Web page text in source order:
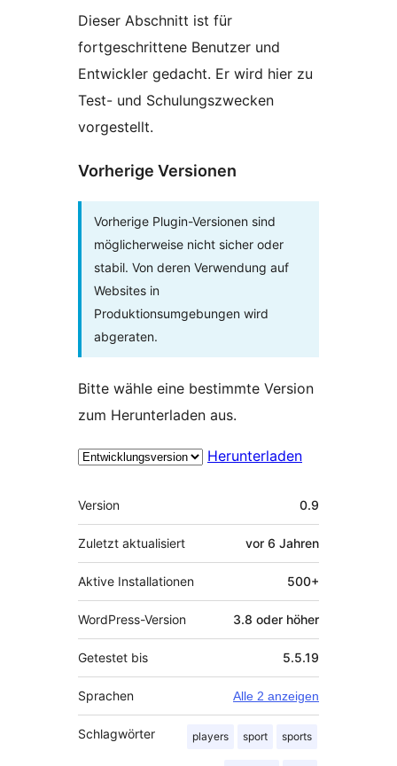
Dieser Abschnitt ist für
fortgeschrittene Benutzer und
Entwickler gedacht. Er wird hier zu
Test- und Schulungszwecken
vorgestellt.
Vorherige Versionen
Vorherige Plugin-Versionen sind
möglicherweise nicht sicher oder
stabil. Von deren Verwendung auf
Websites in
Produktionsumgebungen wird
abgeraten.
Bitte wähle eine bestimmte Version
zum Herunterladen aus.
Herunterladen
Meta
Version 0.9
Zuletzt aktualisiert vor 6 Jahren
Aktive Installationen 500+
WordPress-Version 3.8 oder höher
Getestet bis 5.5.19
Sprachen Alle 2 anzeigen
Schlagwörter players sport sports